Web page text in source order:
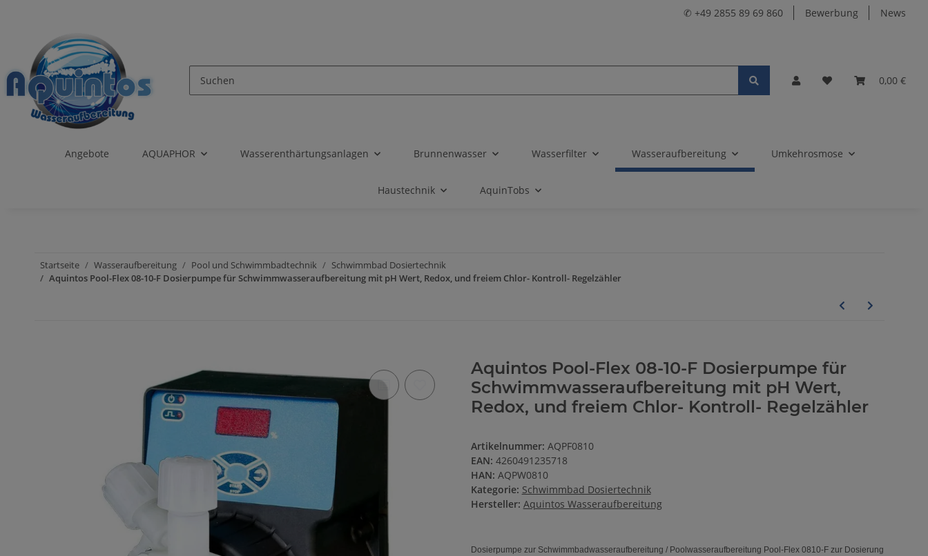
✆ +49 2855 89 69 860 Bewerbung News
0,00 €
Angebote AQUAPHOR Wasserenthärtungsanlagen Brunnenwasser Wasserfilter Wasseraufbereitung Umkehrosmose
Haustechnik AquinTobs
Startseite Wasseraufbereitung Pool und Schwimmbadtechnik
Schwimmbad Dosiertechnik
Aquintos Pool-Flex 08-10-F Dosierpumpe für Schwimmwasseraufbereitung mit pH Wert, Redox, und freiem Chlor- Kontroll- Regelzähler
Aquintos Pool-Flex 08-10-F Dosierpumpe für
Schwimmwasseraufbereitung mit pH Wert,
Redox, und freiem Chlor- Kontroll- Regelzähler
Artikelnummer: AQPF0810
EAN: 4260491235718
HAN: AQPW0810
Kategorie: Schwimmbad Dosiertechnik
Hersteller: Aquintos Wasseraufbereitung
Dosierpumpe zur Schwimmbadwasseraufbereitung / Poolwasseraufbereitung Pool-Flex 0810-F zur Dosierung